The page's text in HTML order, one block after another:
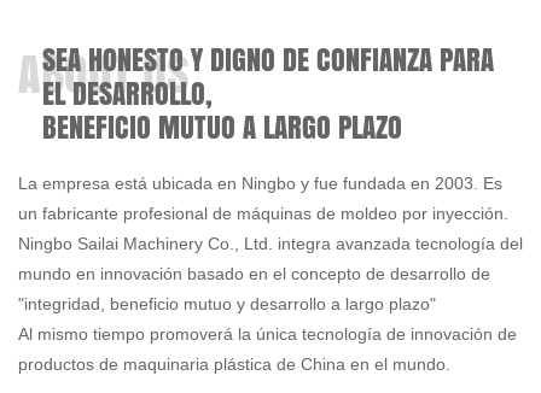
SEA HONESTO Y DIGNO DE CONFIANZA PARA
EL DESARROLLO,
BENEFICIO MUTUO A LARGO PLAZO
La empresa está ubicada en Ningbo y fue fundada en 2003. Es
un fabricante profesional de máquinas de moldeo por inyección
Ningbo Sailai Machinery Co., Ltd. integra avanzada tecnología del
mundo en innovación basado en el concepto de desarrollo de
"integridad, beneficio mutuo y desarrollo a largo plazo"
Al mismo tiempo promoverá la única tecnología de innovación de
productos de maquinaria plástica de China en el mundo.